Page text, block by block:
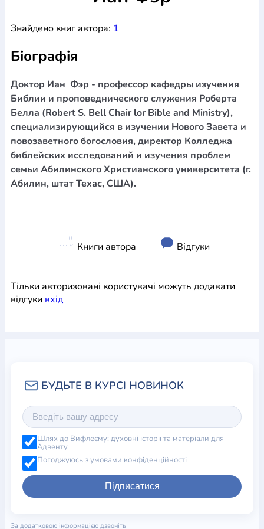
Шлюб і сім`я Юдаїзм
ПеріодикаАудіо Ручки кулькові
БлокнотиЩоденники / щотижневики
Навчальні мапиШкіряні вироби МагнітиМеталеві
виробиМіні-лампиНаклейки Настільні ігри Пакети
подарунковіПлакатиПластмасові вироби Хустки
Подарункові картки Розвиваючі ігри РепринтиСвічки
Фотокартини Чохли на Библії
Головні убори
Календарі
Канцелярскі товари Комп`ютерні ігри
ЛистівкиСувенирна продукція Годинники Пазли
Книга в комплекті
Знайдено книг автора: 1
Біографія
Доктор Иан Фэр - профессор кафедры изучения
Библии и проповеднического служения Роберта
Белла (Robert S. Bell Chair lor Bible and Ministry),
специализирующийся в изучении Нового Завета и
повозаветного богословия, директор Колледжа
библейских исследований и изучения проблем
семьи Абилинского Христианского университета (г.
Абилин, штат Техас, США).
Книги автора Відгуки
Тільки авторизовані користувачі можуть додавати
відгуки вхiд
Шлях до Вифлеєму: духовні історії та матеріали для
Адвенту
Погоджуюсь з умовами конфіденційності
Підписатися
За додатковою інформацією дзвоніть